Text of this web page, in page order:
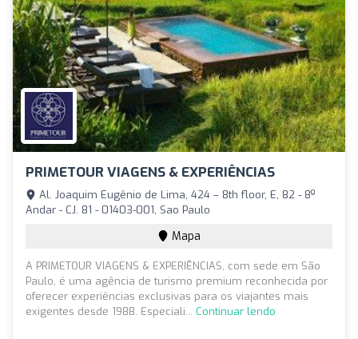
PRIMETOUR VIAGENS & EXPERIÊNCIAS
Al. Joaquim Eugênio de Lima, 424 – 8th floor, E, 82 - 8º
Andar - CJ. 81 - 01403-001, Sao Paulo
Mapa
A PRIMETOUR VIAGENS & EXPERIÊNCIAS, com sede em São
Paulo, é uma agência de turismo premium reconhecida por
oferecer experiências exclusivas para os viajantes mais
exigentes desde 1988. Especiali... Continuar lendo